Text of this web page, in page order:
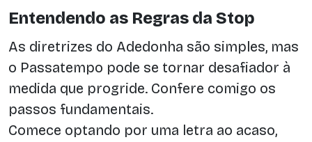
Entendendo as Regras da Stop
As diretrizes do Adedonha são simples, mas
o Passatempo pode se tornar desafiador à
medida que progride. Confere comigo os
passos fundamentais.
Comece optando por uma letra ao acaso,